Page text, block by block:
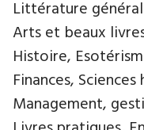
Littérature
Arts et beaux
Histoire,
Finances,
Management,